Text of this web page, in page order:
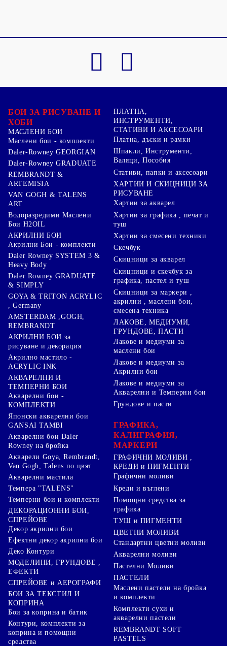
БОИ ЗА РИСУВАНЕ И
ХОБИ
МАСЛЕНИ БОИ
Маслени бои - комплекти
Daler-Rowney GEORGIAN
Daler-Rowney GRADUATE
REMBRANDT &
ARTEMISIA
VAN GOGH & TALENS
ART
Водоразредими Маслени
Бои H2OIL
АКРИЛНИ БОИ
Акрилни Бои - комплекти
Daler Rowney SYSTEM 3 &
Heavy Body
Daler Rowney GRADUATE
& SIMPLY
GOYA & TRITON АCRYLIC
, Germany
AMSTERDAM ,GOGH,
REMBRANDT
АКРИЛНИ БОИ за
рисуване и декорация
Акрилно мастило -
ACRYLIC INK
АКВАРЕЛНИ И
ТЕМПЕРНИ БОИ
Акварелни бои -
КОМПЛЕКТИ
Японски акварелни бои
GANSAI TAMBI
Акварелни бои Daler
Rowney на бройка
Акварели Goya, Rembrandt,
Van Gogh, Talens по цвят
Акварелни мастила
Темпера "TALENS"
Темперни бои и комплекти
ДЕКОРАЦИОННИ БОИ,
СПРЕЙОВЕ
Декор акрилни бои
Ефектни декор акрилни бои
Деко Контури
МОДЕЛИНИ, ГРУНДОВЕ ,
ЕФЕКТИ
СПРЕЙОВЕ и АЕРОГРАФИ
БОИ ЗА ТЕКСТИЛ И
КОПРИНА
Бои за коприна и батик
Контури, комплекти за
коприна и помощни
средства
ПЛАТНА,
ИНСТРУМЕНТИ,
СТАТИВИ И АКСЕСОАРИ
Платна, дъски и рамки
Шпакли, Инструменти,
Валяци, Пособия
Стативи, папки и аксесоари
ХАРТИИ И СКИЦНИЦИ ЗА
РИСУВАНЕ
Хартии за акварел
Хартии за графика , печат и
туш
Хартии за смесени техники
Скечбук
Скицници за акварел
Скицници и скечбук за
графика, пастел и туш
Скицници за маркери ,
акрилни , маслени бои,
смесена техника
ЛАКОВЕ, МЕДИУМИ,
ГРУНДОВЕ, ПАСТИ
Лакове и медиуми за
маслени бои
Лакове и медиуми за
Акрилни бои
Лакове и медиуми за
Акварелни и Темперни бои
Грундове и пасти
ГРАФИКА,
КАЛИГРАФИЯ,
МАРКЕРИ
ГРАФИЧНИ МОЛИВИ ,
КРЕДИ и ПИГМЕНТИ
Графични моливи
Креди и въглени
Помощни средства за
графика
ТУШ и ПИГМЕНТИ
ЦВЕТНИ МОЛИВИ
Стандартни цветни моливи
Акварелни моливи
Пастелни Моливи
ПАСТЕЛИ
Маслени пастели на бройка
и комплекти
Комплекти сухи и
акварелни пастели
REMBRANDT SOFT
PASTELS